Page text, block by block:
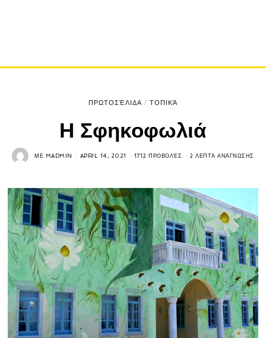
ΠΡΩΤΟΣΈΛΙΔΑ / ΤΟΠΙΚΆ
Η Σφηκοφωλιά
ΜΕ MADMIN APRIL 14, 2021 1712 ΠΡΟΒΟΛΈΣ 2 ΛΕΠΤΆ ΑΝΆΓΝΩΣΗΣ